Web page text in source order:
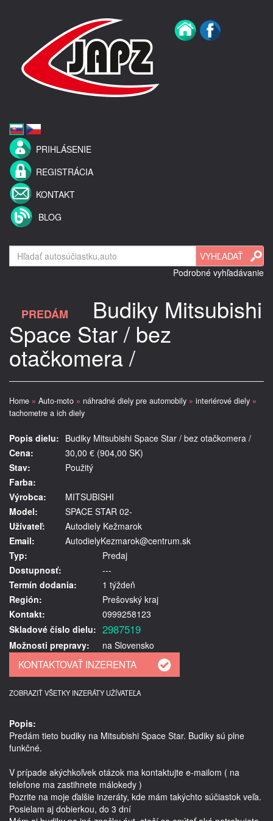
PRIHLÁSENIE
REGISTRÁCIA
KONTAKT
BLOG
Podrobné vyhľadávanie
PREDÁM Budiky Mitsubishi
Space Star / bez
otačkomera /
Home » Auto-moto » náhradné diely pre automobily » interiérové diely »
tachometre a ich diely
Popis dielu: Budiky Mitsubishi Space Star / bez otačkomera /
Cena:
30,00 € (904,00 SK)
Stav:
Použitý
Farba:
Výrobca:
MITSUBISHI
Model:
SPACE STAR 02-
Užívateľ:
Autodiely Kežmarok
Email:
AutodielyKezmarok@centrum.sk
Typ:
Predaj
Dostupnosť:
---
Termín dodania:
1 týždeň
Región:
Prešovský kraj
Kontakt:
0999258123
Skladové číslo dielu: 2987519
Možnosti prepravy: na Slovensko
ZOBRAZIŤ VŠETKY INZERÁTY UŽÍVATEĽA
Popis:
Predám tieto budiky na Mitsubishi Space Star. Budiky sú plne
funkčné.
V prípade akýchkoľvek otázok ma kontaktujte e-mailom ( na
telefone ma zastihnete málokedy )
Pozrite na moje ďalšie inzeráty, kde mám takýchto súčiastok veľa.
Posielam aj dobierkou, do 3 dní